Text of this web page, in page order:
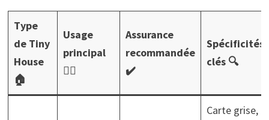
Type
de Tiny
House
🏠
Usage
principal
🚶‍♂️
Assurance
recommandée
✔️
Spécificités
clés 🔍
Carte grise,